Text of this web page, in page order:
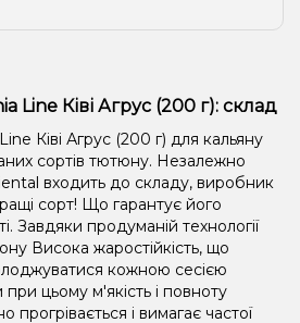
Line Ківі Агрус (200 г): склад
Ківі Агрус (200 г) для кальяну
сортів тютюну. Незалежно
входить до складу, виробник
сорт! Що гарантує його
Завдяки продуманій технології
Висока жаростійкість, що
кожною сесією
цьому м'якість і повноту
прогрівається і вимагає частої